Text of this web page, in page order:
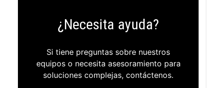
¿Necesita ayuda?
Si tiene preguntas sobre nuestros
equipos o necesita asesoramiento para
soluciones complejas, contáctenos.